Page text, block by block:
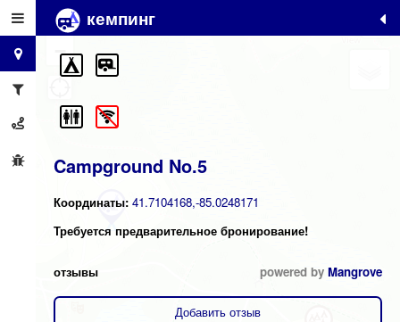
кемпинг
Campground No.5
Координаты: 41.7104168,-85.0248171
Требуется предварительное бронирование!
отзывы powered by Mangrove
Добавить отзыв
+
−